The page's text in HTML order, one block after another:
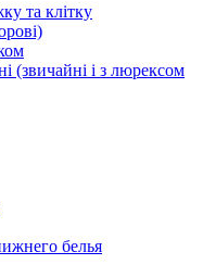
та клітку
(звичайні і з люрексом
белья